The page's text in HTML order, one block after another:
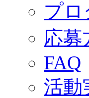
プロ
応募
FAQ
活動